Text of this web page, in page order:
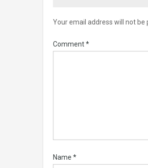
Your email address will not be
Comment*
Name *